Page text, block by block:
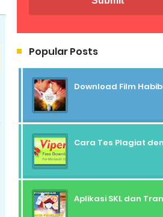
Popular Posts